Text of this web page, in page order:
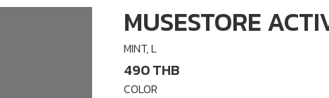
MUSESTORE
MINT, L
490 THB
COLOR